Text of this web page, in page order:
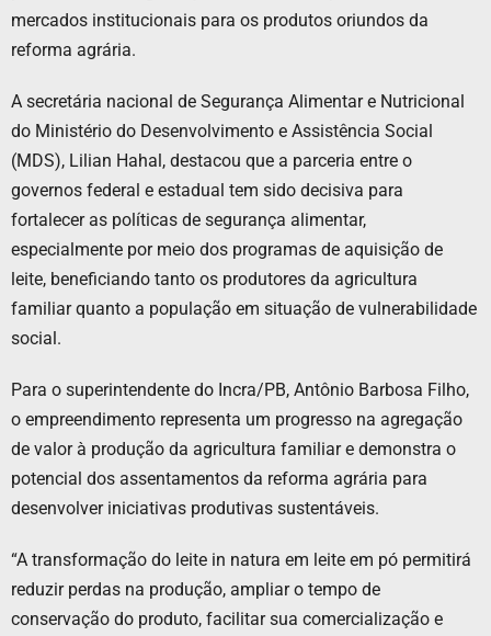
mercados institucionais para os produtos oriundos da
reforma agrária.
A secretária nacional de Segurança Alimentar e Nutricional
do Ministério do Desenvolvimento e Assistência Social
(MDS), Lilian Hahal, destacou que a parceria entre o
governos federal e estadual tem sido decisiva para
fortalecer as políticas de segurança alimentar,
especialmente por meio dos programas de aquisição de
leite, beneficiando tanto os produtores da agricultura
familiar quanto a população em situação de vulnerabilidade
social.
Para o superintendente do Incra/PB, Antônio Barbosa Filho,
o empreendimento representa um progresso na agregação
de valor à produção da agricultura familiar e demonstra o
potencial dos assentamentos da reforma agrária para
desenvolver iniciativas produtivas sustentáveis.
“A transformação do leite in natura em leite em pó permitirá
reduzir perdas na produção, ampliar o tempo de
conservação do produto, facilitar sua comercialização e